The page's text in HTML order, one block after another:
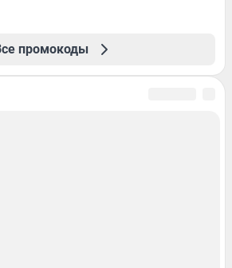
промокоды